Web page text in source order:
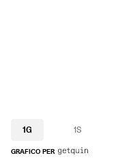
1G 1S
GRAFICO PER